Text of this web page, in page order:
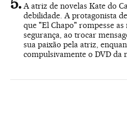
A atriz de novelas Kate do
debilidade. A protagonista de
que "El Chapo" rompesse
segurança, ao trocar
sua paixão pela atriz,
compulsivamente o DVD da